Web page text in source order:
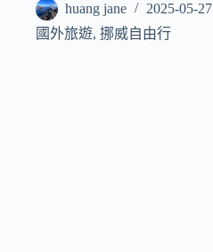
huang jane
2025-05-27
國外旅遊, 挪威自由行